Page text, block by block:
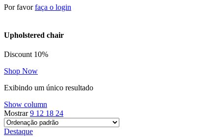
Por favorfaça o login
Upholstered chair
Discount 10%
Shop Now
Exibindo um único resultado
Show column
Mostrar9 12 18 24
Destaque